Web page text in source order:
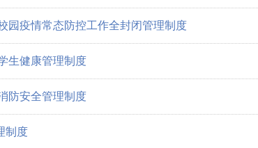
园疫情常态防控工作全封闭管理制度
生健康管理制度
防安全管理制度
制度